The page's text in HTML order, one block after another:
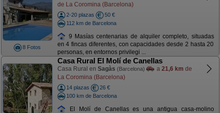
8 Fotos
de La Coromina (Barcelona)
2-20 plazas
50 €
112 km de Barcelona
9 Masías centenarias de alquiler completo, situadas
en 4 fincas diferentes, con capacidades desde 2 hasta 20
personas, en entornos privilegi ...
Casa Rural El Molí de Canellas
Casa Rural en Sagàs (Barcelona) a 21,6 km de
La Coromina (Barcelona)
14 plazas
26 €
100 km de Barcelona
El Molí de Canellas es una antigua casa-molino